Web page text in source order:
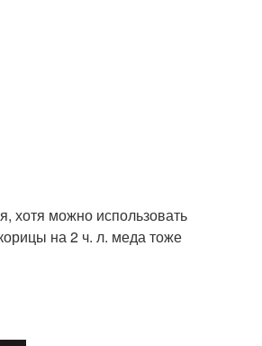
хотя можно использовать
на 2 ч. л. меда тоже